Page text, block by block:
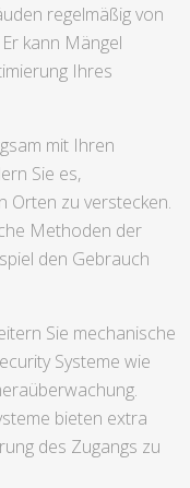
regelmäßig von
kann Mängel
Ihres
mit Ihren
Sie es,
Orten zu verstecken.
Methoden der
den Gebrauch
Sie mechanische
Systeme wie
bieten extra
des Zugangs zu